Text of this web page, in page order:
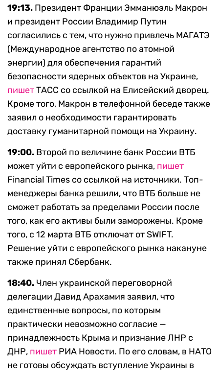
19:13. Президент Франции Эмманюэль Макрон
и президент России Владимир Путин
согласились с тем, что нужно привлечь МАГАТЭ
(Международное агентство по атомной
энергии) для обеспечения гарантий
безопасности ядерных объектов на Украине,
пишетТАСС со ссылкой на Елисейский дворец.
Кроме того, Макрон в телефонной беседе также
заявил о необходимости гарантировать
доставку гуманитарной помощи на Украину.
19:00. Второй по величине банк России ВТБ
может уйти с европейского рынка, пишет
Financial Times со ссылкой на источники. Топ-
менеджеры банка решили, что ВТБ больше не
сможет работать за пределами России после
того, как его активы были заморожены. Кроме
того, с 12 марта ВТБ отключат от SWIFT.
Решение уйти с европейского рынка накануне
также принял Сбербанк.
18:40. Член украинской переговорной
делегации Давид Арахамия заявил, что
единственные вопросы, по которым
практически невозможно согласие —
принадлежность Крыма и признание ЛНР с
ДНР, пишет РИА Новости. По его словам, в НАТО
не готовы обсуждать вступление Украины в